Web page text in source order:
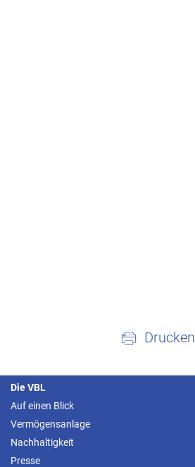
Drucken
Die VBL
Auf einen Blick
Vermögensanlage
Nachhaltigkeit
Presse